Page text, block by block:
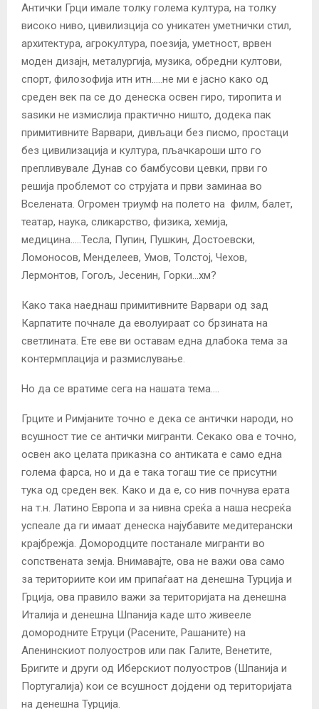
Антички Грци имале толку голема култура, на толку
високо ниво, цивилизција со уникатен уметнички стил,
архитектура, агрокултура, поезија, уметност, врвен
моден дизајн, металургија, музика, обредни култови,
спорт, филозофија итн итн…..не ми е јасно како од
среден век па се до денеска освен гиро, тиропита и
ѕаѕики не измислија практично ништо, додека пак
примитивните Варвари, дивљаци без писмо, простаци
без цивилизација и култура, пљачкароши што го
препливувале Дунав со бамбусови цевки, први го
решија проблемот со струјата и први заминаа во
Вселената. Огромен триумф на полето на филм, балет,
театар, наука, сликарство, физика, хемија,
медицина…..Тесла, Пупин, Пушкин, Достоевски,
Ломоносов, Менделеев, Умов, Толстој, Чехов,
Лермонтов, Гогољ, Јесенин, Горки…хм?
Како така наеднаш примитивните Варвари од зад
Карпатите почнале да еволуираат со брзината на
светлината. Ете еве ви оставам една длабока тема за
контермплација и размислување.
Но да се вратиме сега на нашата тема….
Грците и Римјаните точно е дека се антички народи, но
всушност тие се антички мигранти. Секако ова е точно,
освен ако целата приказна со антиката е само една
голема фарса, но и да е така тогаш тие се присутни
тука од среден век. Како и да е, со нив почнува ерата
на т.н. Латино Европа и за нивна среќа а наша несреќа
успеале да ги имаат денеска најубавите медитерански
крајбрежја. Домородците постанале мигранти во
сопствената земја. Внимавајте, ова не важи ова само
за териториите кои им припаѓаат на денешна Турција и
Грција, ова правило важи за територијата на денешна
Италија и денешна Шпанија каде што живееле
домородните Етруци (Расените, Рашаните) на
Апенинскиот полуостров или пак Галите, Венетите,
Бригите и други од Иберскиот полуостров (Шпанија и
Португалија) кои се всушност дојдени од територијата
на денешна Турција.